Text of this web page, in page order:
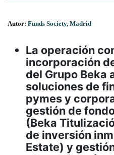
Autor: Funds Society, Madrid
La operación
incorporación
del Grupo Beka
soluciones de
pymes y
gestión de
(Beka
de inversión
Estate) y